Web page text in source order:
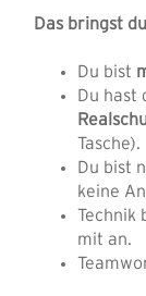
Das bringst
Du bist
Du hast
Tasche).
Du bist
keine
Technik
mit an.